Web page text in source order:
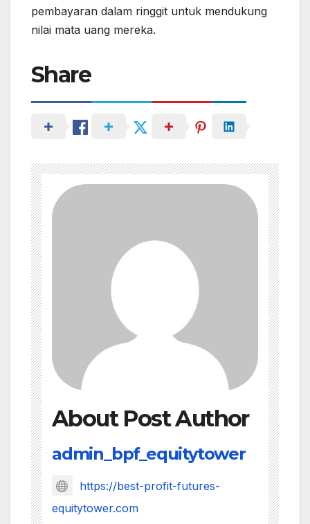
pembayaran dalam ringgit untuk mendukung
nilai mata uang mereka.
Share
About Post Author
admin_bpf_equitytower
https://best-profit-futures-
equitytower.com